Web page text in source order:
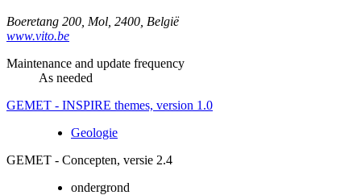
Boeretang 200 Mol 2400 België
www.vito.be
Maintenance and update frequency
As needed
GEMET - INSPIRE themes, version 1.0
Geologie
GEMET - Concepten, versie 2.4
ondergrond